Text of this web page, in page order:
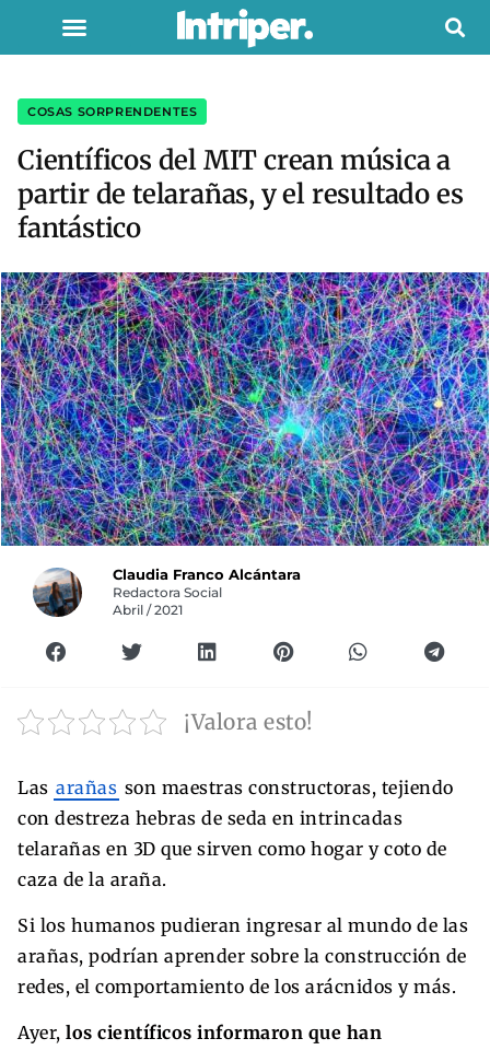
COSAS SORPRENDENTES
Científicos del MIT crean música a
partir de telarañas, y el resultado es
fantástico
Claudia Franco Alcántara
Redactora Social
Abril / 2021
¡Valora esto!
Las arañas son maestras constructoras, tejiendo
con destreza hebras de seda en intrincadas
telarañas en 3D que sirven como hogar y coto de
caza de la araña.
Si los humanos pudieran ingresar al mundo de las
arañas, podrían aprender sobre la construcción de
redes, el comportamiento de los arácnidos y más.
Ayer, los científicos informaron que han